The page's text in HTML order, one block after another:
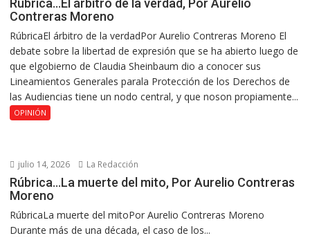
Rúbrica…El árbitro de la verdad, Por Aurelio
Contreras Moreno
RúbricaEl árbitro de la verdadPor Aurelio Contreras Moreno El
debate sobre la libertad de expresión que se ha abierto luego de
que elgobierno de Claudia Sheinbaum dio a conocer sus
Lineamientos Generales parala Protección de los Derechos de
las Audiencias tiene un nodo central, y que noson propiamente...
OPINIÓN
julio 14, 2026 La Redacción
Rúbrica…La muerte del mito, Por Aurelio Contreras
Moreno
RúbricaLa muerte del mitoPor Aurelio Contreras Moreno
Durante más de una década, el caso de los...